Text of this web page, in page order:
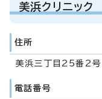
美浜クリニック
住所
美浜三丁目25番2号
電話番号